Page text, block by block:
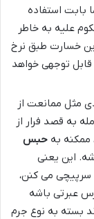
بابت استفاده
علیه به خاطر
خسارت طبق نرخ
توجهی خواهد
مثل ممانعت از
به قصد فرار از
ممکنه به حبس
این یعنی
سرپیچی می کنن،
عبرتی باشه
بسته به نوع جرم